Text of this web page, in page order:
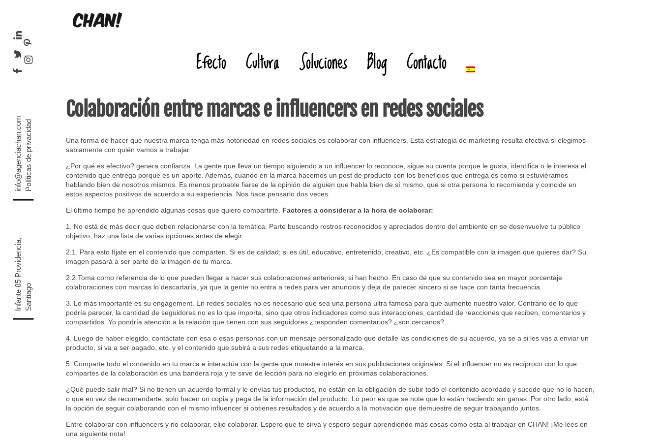
Efecto Cultura Soluciones Blog Contacto
Colaboración entre marcas e influencers en redes sociales
Una forma de hacer que nuestra marca tenga más notoriedad en redes sociales es colaborar con influencers. Esta estrategia de marketing resulta efectiva si elegimos
sabiamente con quién vamos a trabajar.
¿Por qué es efectivo? genera confianza. La gente que lleva un tiempo siguiendo a un influencer lo reconoce, sigue su cuenta porque le gusta, identifica o le interesa el
contenido que entrega porque es un aporte. Además, cuando en la marca hacemos un post de producto con los beneficios que entrega es como si estuviéramos
hablando bien de nosotros mismos. Es menos probable fiarse de la opinión de alguien que habla bien de sí mismo, que si otra persona lo recomienda y coincide en
estos aspectos positivos de acuerdo a su experiencia. Nos hace pensarlo dos veces.
El último tiempo he aprendido algunas cosas que quiero compartirte. Factores a considerar a la hora de colaborar:
1. No está de más decir que deben relacionarse con la temática. Parte buscando rostros reconocidos y apreciados dentro del ambiente en se desenvuelve tu público
objetivo, haz una lista de varias opciones antes de elegir.
2.1. Para esto fíjate en el contenido que comparten. Si es de calidad; si es útil, educativo, entretenido, creativo, etc. ¿Es compatible con la imagen que quieres dar? Su
imagen pasará a ser parte de la imagen de tu marca.
2.2.Toma como referencia de lo que pueden llegar a hacer sus colaboraciones anteriores, si han hecho. En caso de que su contenido sea en mayor porcentaje
colaboraciones con marcas lo descartaría, ya que la gente no entra a redes para ver anuncios y deja de parecer sincero si se hace con tanta frecuencia.
3. Lo más importante es su engagement. En redes sociales no es necesario que sea una persona ultra famosa para que aumente nuestro valor. Contrario de lo que
podría parecer, la cantidad de seguidores no es lo que importa, sino que otros indicadores como sus interacciones, cantidad de reacciones que reciben, comentarios y
compartidos. Yo pondría atención a la relación que tienen con sus seguidores ¿responden comentarios? ¿son cercanos?.
4. Luego de haber elegido, contáctate con esa o esas personas con un mensaje personalizado que detalle las condiciones de su acuerdo, ya se a si les vas a enviar un
producto, si va a ser pagado, etc. y el contenido que subirá a sus redes etiquetando a la marca.
5. Comparte todo el contenido en tu marca e interactúa con la gente que muestre interés en sus publicaciones originales. Si el influencer no es recíproco con lo que
compartes de la colaboración es una bandera roja y te sirve de lección para no elegirlo en próximas colaboraciones.
¿Qué puede salir mal? Si no tienen un acuerdo formal y le envías tus productos, no están en la obligación de subir todo el contenido acordado y sucede que no lo hacen,
o que en vez de recomendarte, solo hacen un copia y pega de la información del producto. Lo peor es que se note que lo están haciendo sin ganas. Por otro lado, está
la opción de seguir colaborando con el mismo influencer si obtienes resultados y de acuerdo a la motivación que demuestre de seguir trabajando juntos.
Entre colaborar con influencers y no colaborar, elijo colaborar. Espero que te sirva y espero seguir aprendiendo más cosas como esta al trabajar en CHAN! ¡Me lees en
una siguiente nota!
I
n
f
a
n
t
e8
5
P
r
o
v
i
d
e
n
c
i
a
,
S
a
n
t
i
a
go
info@agenciachan.comPolíticas de privacidad